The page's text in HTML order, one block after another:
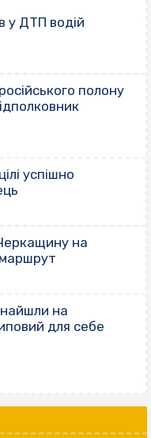
у ДТП водій
полону
успішно
на
на
для себе